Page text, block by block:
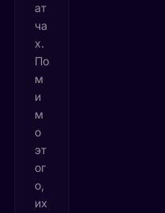
ат
ча
х.
По
м
и
м
о
эт
ог
о,
их